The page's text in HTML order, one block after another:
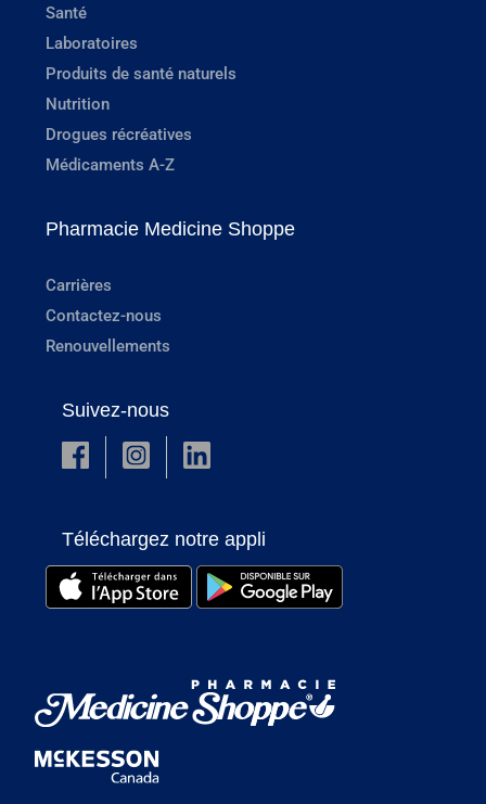
Santé
Laboratoires
Produits de santé naturels
Nutrition
Drogues récréatives
Médicaments A-Z
Pharmacie Medicine Shoppe
Carrières
Contactez-nous
Renouvellements
Suivez-nous
Téléchargez notre appli